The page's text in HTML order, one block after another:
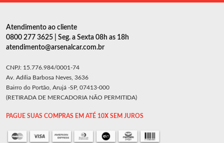
Atendimento ao cliente
0800 277 3625 | Seg. a Sexta 08h as 18h
atendimento@arsenalcar.com.br
CNPJ: 15.776.984/0001-74
Av. Adília Barbosa Neves, 3636
Bairro do Portão, Arujá -SP, 07413-000
(RETIRADA DE MERCADORIA NÃO PERMITIDA)
PAGUE SUAS COMPRAS EM ATÉ 10X SEM JUROS